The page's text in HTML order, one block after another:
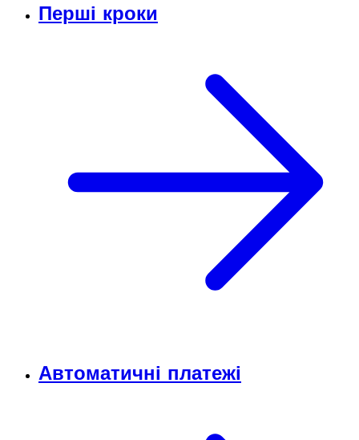
Перші кроки
Автоматичні платежі